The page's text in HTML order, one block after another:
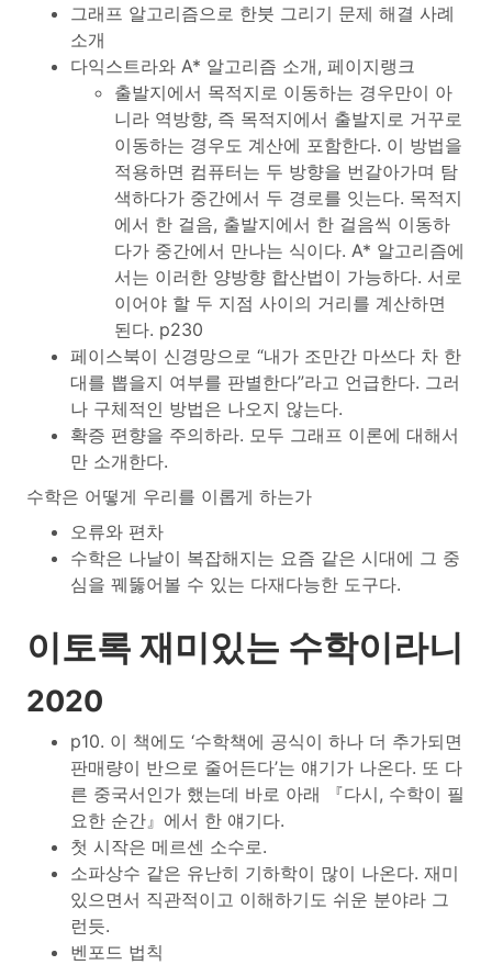
그래프 알고리즘으로 한붓 그리기 문제 해결 사례
소개
다익스트라와 A* 알고리즘 소개, 페이지랭크
출발지에서 목적지로 이동하는 경우만이 아
니라 역방향, 즉 목적지에서 출발지로 거꾸로
이동하는 경우도 계산에 포함한다. 이 방법을
적용하면 컴퓨터는 두 방향을 번갈아가며 탐
색하다가 중간에서 두 경로를 잇는다. 목적지
에서 한 걸음, 출발지에서 한 걸음씩 이동하
다가 중간에서 만나는 식이다. A* 알고리즘에
서는 이러한 양방향 합산법이 가능하다. 서로
이어야 할 두 지점 사이의 거리를 계산하면
된다. p230
페이스북이 신경망으로 “내가 조만간 마쓰다 차 한
대를 뽑을지 여부를 판별한다”라고 언급한다. 그러
나 구체적인 방법은 나오지 않는다.
확증 편향을 주의하라. 모두 그래프 이론에 대해서
만 소개한다.
수학은 어떻게 우리를 이롭게 하는가
오류와 편차
수학은 나날이 복잡해지는 요즘 같은 시대에 그 중
심을 꿰뚫어볼 수 있는 다재다능한 도구다.
이토록 재미있는 수학이라니
2020
p10. 이 책에도 ‘수학책에 공식이 하나 더 추가되면
판매량이 반으로 줄어든다’는 얘기가 나온다. 또 다
른 중국서인가 했는데 바로 아래 『다시, 수학이 필
요한 순간』에서 한 얘기다.
첫 시작은 메르센 소수로.
소파상수 같은 유난히 기하학이 많이 나온다. 재미
있으면서 직관적이고 이해하기도 쉬운 분야라 그
런듯.
벤포드 법칙